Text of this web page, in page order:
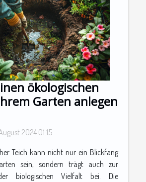
ökologischen
Garten anlegen
2024 01:15
Teich kann nicht nur ein Blickfang
sein, sondern trägt auch zur
biologischen Vielfalt bei. Die